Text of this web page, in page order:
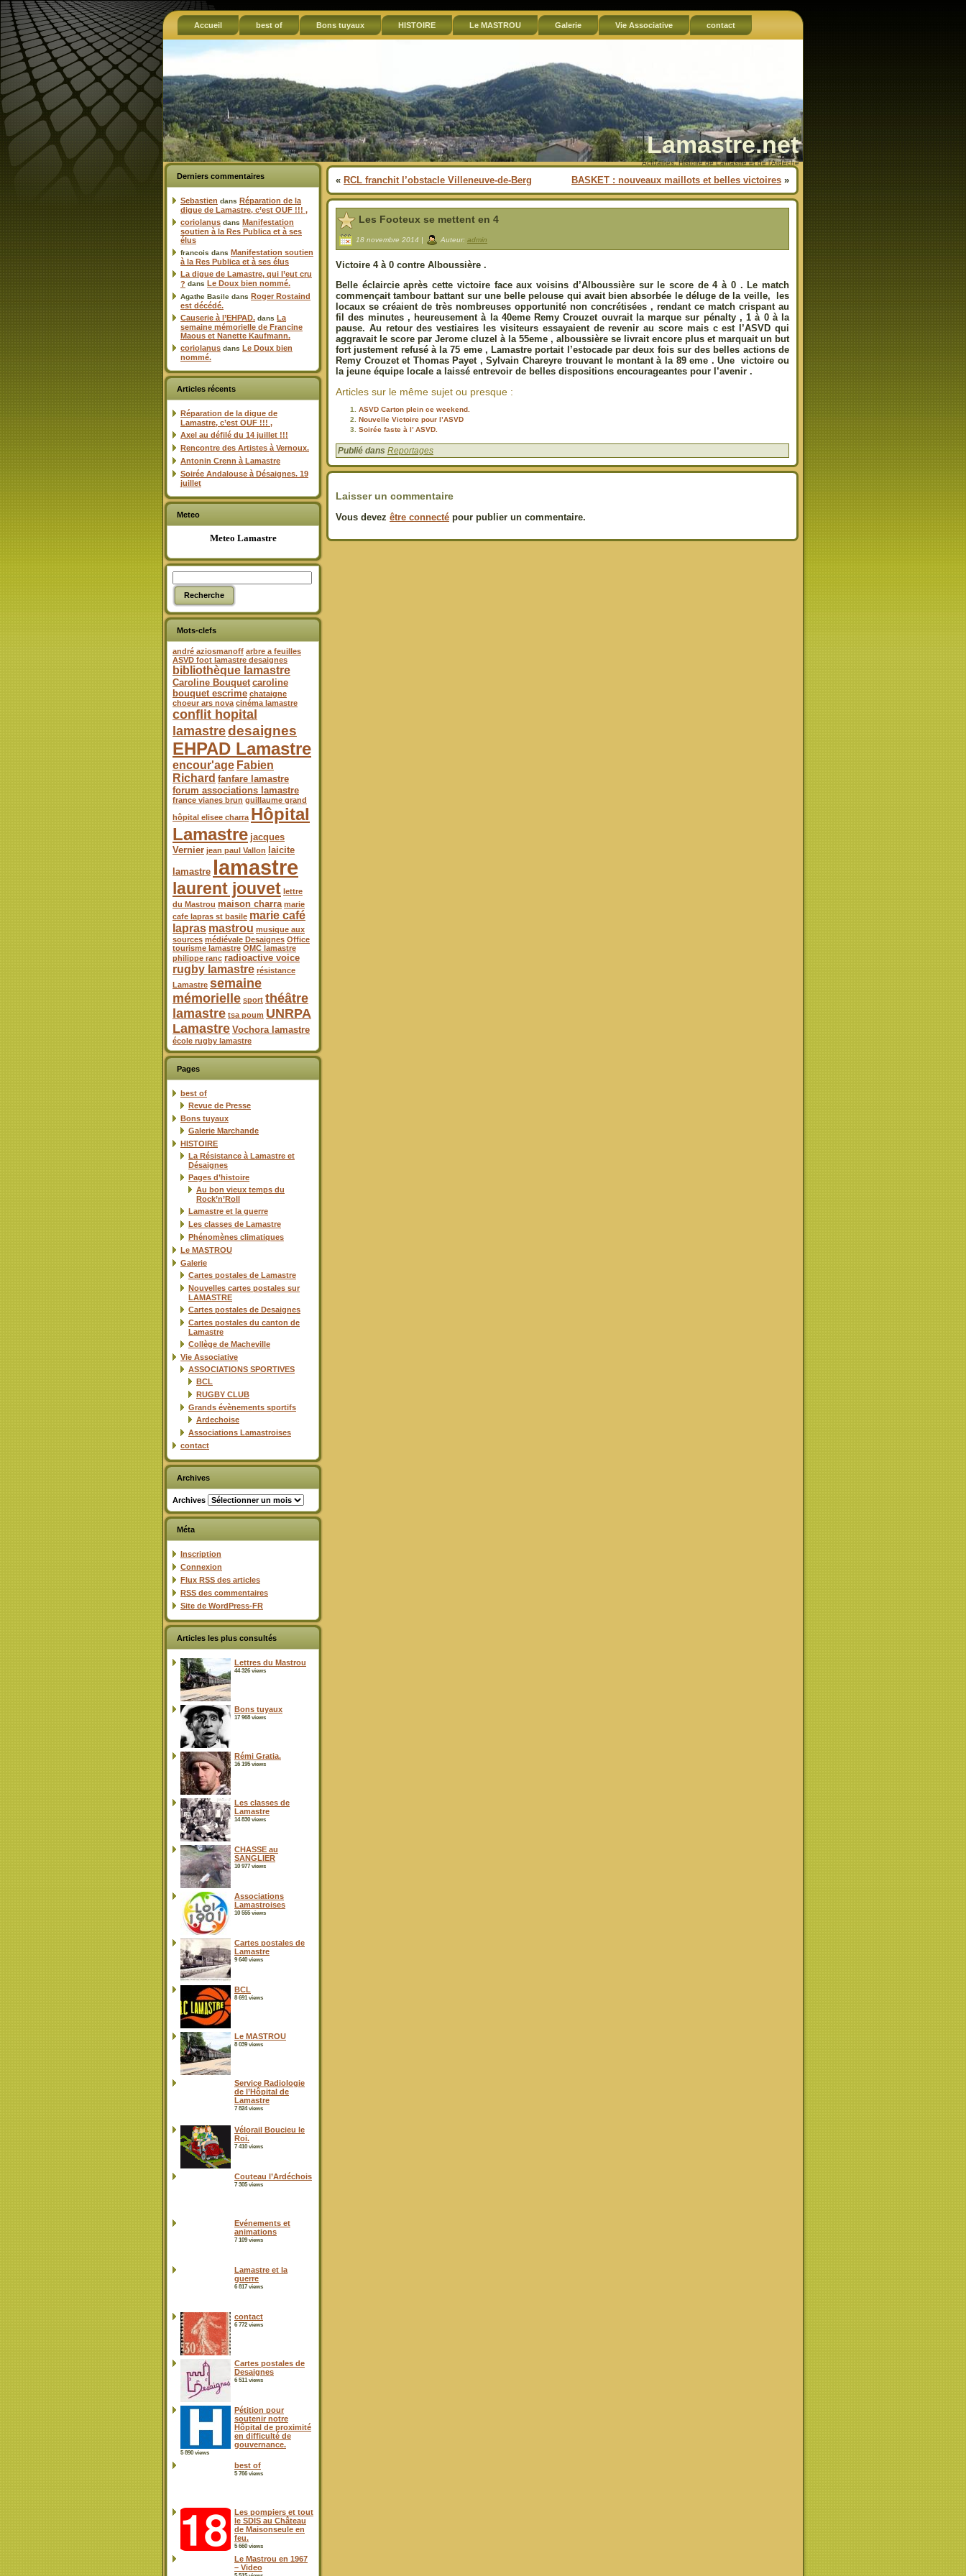
Accueil best of Bons tuyaux HISTOIRE Le MASTROU Galerie Vie Associative contact
Lamastre.net
Actualités, Histoire de Lamastre et de l'Ardèche
Derniers commentaires
Sebastien dans Réparation de la
digue de Lamastre, c’est OUF !!! ,
coriolanus dans Manifestation
soutien à la Res Publica et à ses
élus
francois dans Manifestation soutien
à la Res Publica et à ses élus
La digue de Lamastre, qui l’eut cru
? dans Le Doux bien nommé.
Agathe Basile dans Roger Rostaind
est décédé.
Causerie à l’EHPAD. dans La
semaine mémorielle de Francine
Maous et Nanette Kaufmann.
coriolanus dans Le Doux bien
nommé.
Articles récents
Réparation de la digue de
Lamastre, c’est OUF !!! ,
Axel au défilé du 14 juillet !!!
Rencontre des Artistes à Vernoux.
Antonin Crenn à Lamastre
Soirée Andalouse à Désaignes. 19
juillet
Meteo
Meteo Lamastre
Mots-clefs
andré aziosmanoff arbre a feuilles
ASVD foot lamastre desaignes
bibliothèque lamastre
Caroline Bouquet caroline
bouquet escrime chataigne
choeur ars nova cinéma lamastre
conflit hopital
lamastredesaignes
EHPAD Lamastre
encour'age Fabien
Richard fanfare lamastre
forum associations lamastre
france vianes brun guillaume grand
hôpital elisee charra Hôpital
Lamastre jacques
Vernier jean paul Vallon
laicite
lamastre lamastre
laurent jouvet lettre
du Mastrou maison charra marie
cafe lapras st basile marie café
lapras mastrou musique aux
sources médiévale Desaignes Office
tourisme lamastre OMC lamastre
philippe ranc radioactive voice
rugby lamastre résistance
Lamastre semaine
mémorielle sport théâtre
lamastre tsa poum UNRPA
Lamastre Vochora lamastre
école rugby lamastre
Pages
best of
Revue de Presse
Bons tuyaux
Galerie Marchande
HISTOIRE
La Résistance à Lamastre et
Désaignes
Pages d’histoire
Au bon vieux temps du
Rock’n’Roll
Lamastre et la guerre
Les classes de Lamastre
Phénomènes climatiques
Le MASTROU
Galerie
Cartes postales de Lamastre
Nouvelles cartes postales sur
LAMASTRE
Cartes postales de Desaignes
Cartes postales du canton de
Lamastre
Collège de Macheville
Vie Associative
ASSOCIATIONS SPORTIVES
BCL
RUGBY CLUB
Grands évènements sportifs
Ardechoise
Associations Lamastroises
contact
Archives
Archives
Méta
Inscription
Connexion
Flux RSS des articles
RSS des commentaires
Site de WordPress-FR
Articles les plus consultés
Lettres du Mastrou
44 326 views
Bons tuyaux
17 968 views
Rémi Gratia.
16 195 views
Les classes de
Lamastre
14 830 views
CHASSE au
SANGLIER
10 977 views
Associations
Lamastroises
10 555 views
Cartes postales de
Lamastre
9 640 views
BCL
8 691 views
Le MASTROU
8 039 views
Service Radiologie
de l’Hôpital de
Lamastre
7 824 views
Vélorail Boucieu le
Roi.
7 410 views
Couteau l’Ardéchois
7 305 views
Evénements et
animations
7 109 views
Lamastre et la
guerre
6 817 views
contact
6 772 views
Cartes postales de
Desaignes
6 511 views
Pétition pour
soutenir notre
Hôpital de proximité
en difficulté de
gouvernance.
5 890 views
best of
5 766 views
Les pompiers et tout
le SDIS au Château
de Maisonseule en
feu.
5 660 views
Le Mastrou en 1967
– Video
« RCL franchit l’obstacle Villeneuve-de-Berg BASKET : nouveaux maillots et belles victoires »
Les Footeux se mettent en 4
18 novembre 2014 | Auteur: admin
Victoire 4 à 0 contre Alboussière .
Belle éclaircie après cette victoire face aux voisins d’Alboussière sur le score de 4 à 0 . Le match
commençait tambour battant sur une belle pelouse qui avait bien absorbée le déluge de la veille, les
locaux se créaient de très nombreuses opportunité non concrétisées , rendant ce match crispant au
fil des minutes , heureusement à la 40eme Remy Crouzet ouvrait la marque sur pénalty , 1 à 0 à la
pause. Au retour des vestiaires les visiteurs essayaient de revenir au score mais c est l’ASVD qui
aggravait le score par Jerome cluzel à la 55eme , alboussière se livrait encore plus et marquait un but
fort justement refusé à la 75 eme , Lamastre portait l’estocade par deux fois sur des belles actions de
Remy Crouzet et Thomas Payet , Sylvain Chareyre trouvant le montant à la 89 eme . Une victoire ou
la jeune équipe locale a laissé entrevoir de belles dispositions encourageantes pour l’avenir .
Articles sur le même sujet ou presque :
ASVD Carton plein ce weekend.
Nouvelle Victoire pour l’ASVD
Soirée faste à l’ ASVD.
Publié dans Reportages
Laisser un commentaire
Vous devez être connecté pour publier un commentaire.